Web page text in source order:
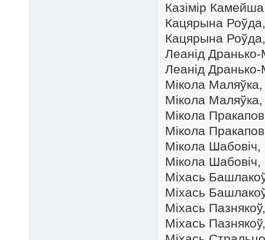
Казімір
Кацярына
Кацярына
Леанід
Леанід
Мікола
Мікола
Мікола
Мікола
Мікола
Мікола
Міхась
Міхась
Міхась
Міхась